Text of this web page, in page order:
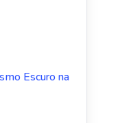
Escuro na